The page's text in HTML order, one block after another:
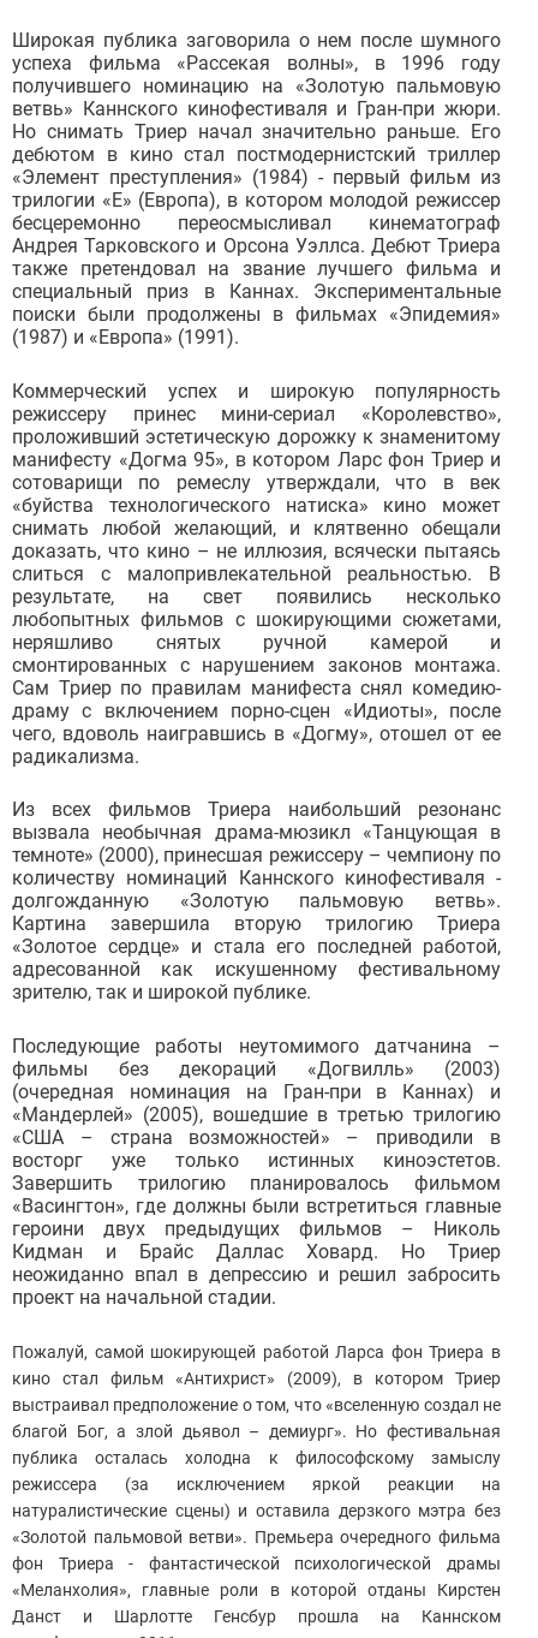
Широкая публика заговорила о нем после шумного
успеха фильма «Рассекая волны», в 1996 году
получившего номинацию на «Золотую пальмовую
ветвь» Каннского кинофестиваля и Гран-при жюри.
Но снимать Триер начал значительно раньше. Его
дебютом в кино стал постмодернистский триллер
«Элемент преступления» (1984) - первый фильм из
трилогии «Е» (Европа), в котором молодой режиссер
бесцеремонно переосмысливал кинематограф
Андрея Тарковского и Орсона Уэллса. Дебют Триера
также претендовал на звание лучшего фильма и
специальный приз в Каннах. Экспериментальные
поиски были продолжены в фильмах «Эпидемия»
(1987) и «Европа» (1991).
Коммерческий успех и широкую популярность
режиссеру принес мини-сериал «Королевство»,
проложивший эстетическую дорожку к знаменитому
манифесту «Догма 95», в котором Ларс фон Триер и
сотоварищи по ремеслу утверждали, что в век
«буйства технологического натиска» кино может
снимать любой желающий, и клятвенно обещали
доказать, что кино – не иллюзия, всячески пытаясь
слиться с малопривлекательной реальностью. В
результате, на свет появились несколько
любопытных фильмов с шокирующими сюжетами,
неряшливо снятых ручной камерой и
смонтированных с нарушением законов монтажа.
Сам Триер по правилам манифеста снял комедию-
драму с включением порно-сцен «Идиоты», после
чего, вдоволь наигравшись в «Догму», отошел от ее
радикализма.
Из всех фильмов Триера наибольший резонанс
вызвала необычная драма-мюзикл «Танцующая в
темноте» (2000), принесшая режиссеру – чемпиону по
количеству номинаций Каннского кинофестиваля -
долгожданную «Золотую пальмовую ветвь».
Картина завершила вторую трилогию Триера
«Золотое сердце» и стала его последней работой,
адресованной как искушенному фестивальному
зрителю, так и широкой публике.
Последующие работы неутомимого датчанина –
фильмы без декораций «Догвилль» (2003)
(очередная номинация на Гран-при в Каннах) и
«Мандерлей» (2005), вошедшие в третью трилогию
«США – страна возможностей» – приводили в
восторг уже только истинных киноэстетов.
Завершить трилогию планировалось фильмом
«Васингтон», где должны были встретиться главные
героини двух предыдущих фильмов – Николь
Кидман и Брайс Даллас Ховард. Но Триер
неожиданно впал в депрессию и решил забросить
проект на начальной стадии.
Пожалуй, самой шокирующей работой Ларса фон Триера в
кино стал фильм «Антихрист» (2009), в котором Триер
выстраивал предположение о том, что «вселенную создал не
благой Бог, а злой дьявол – демиург». Но фестивальная
публика осталась холодна к философскому замыслу
режиссера (за исключением яркой реакции на
натуралистические сцены) и оставила дерзкого мэтра без
«Золотой пальмовой ветви». Премьера очередного фильма
фон Триера - фантастической психологической драмы
«Меланхолия», главные роли в которой отданы Кирстен
Данст и Шарлотте Генсбур прошла на Каннском